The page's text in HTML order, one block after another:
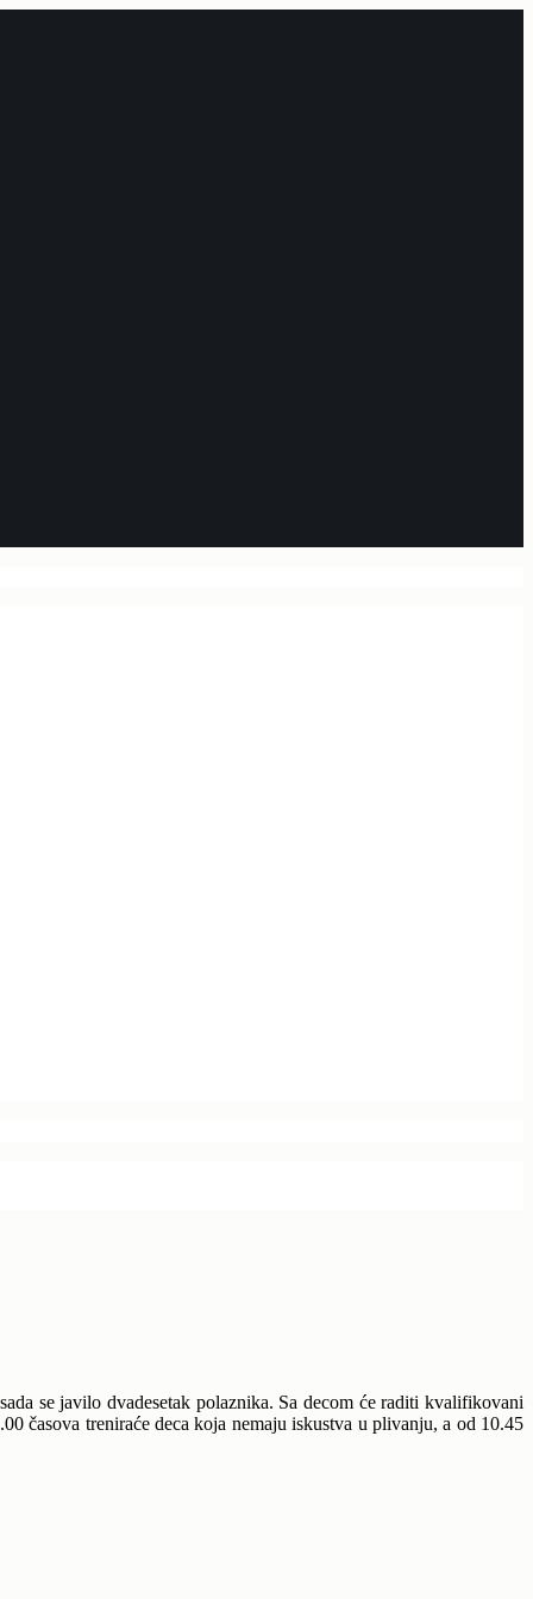
se javilo dvadesetak polaznika. Sa decom će raditi kvalifikovani
časova treniraće deca koja nemaju iskustva u plivanju, a od 10.45